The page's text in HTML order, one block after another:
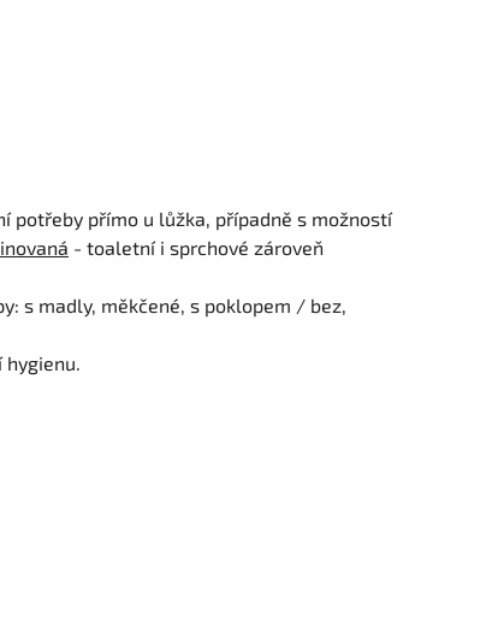
potřeby přímo u lůžka, případně s možností
- toaletní i sprchové zároveň
s madly, měkčené, s poklopem / bez,
hygienu.